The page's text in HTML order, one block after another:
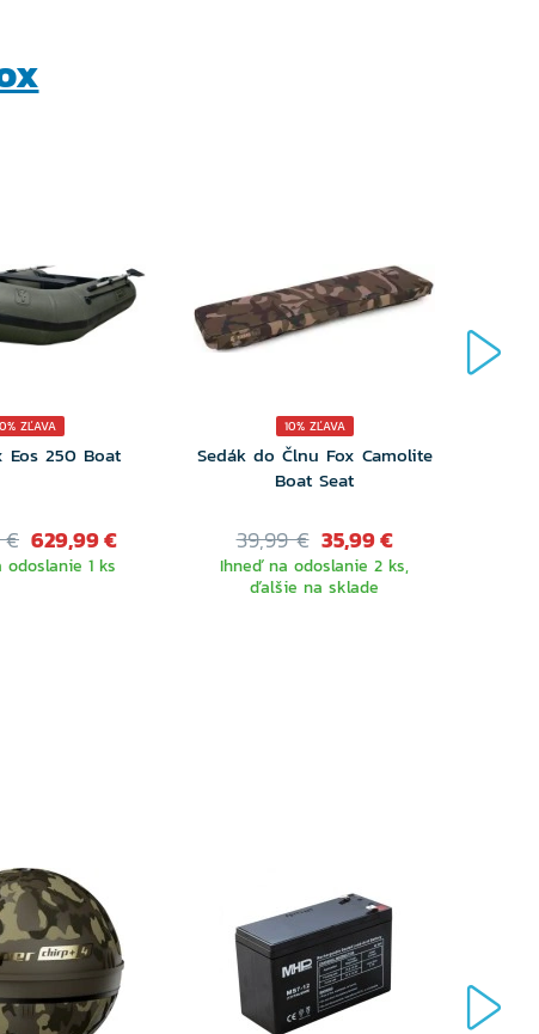
ZĽAVA
Eos 250 Boat
€ 629,99 €
1 ks
10% ZĽAVA
Sedák do Člnu Fox Camolite
Boat Seat
39,99 € 35,99 €
Ihneď na odoslanie 2 ks,
ďalšie na sklade